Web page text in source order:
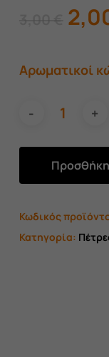
3,00 €
price
was:
Αρωματικοί
Κωδικός
Κατηγορία: